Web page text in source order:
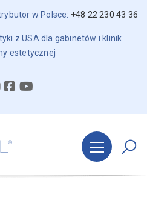
w Polsce: +48 22 230 43 36
z USA dla gabinetów i klinik
estetycznej